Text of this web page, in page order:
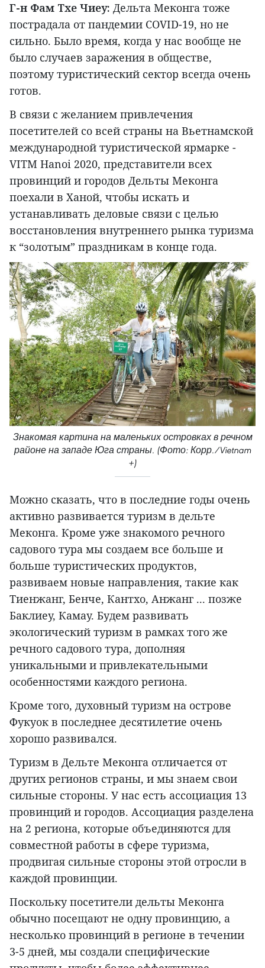
Г-н Фам Тхе Чиеу: Дельта Меконга тоже
пострадала от пандемии COVID-19, но не
сильно. Было время, когда у нас вообще не
было случаев заражения в обществе,
поэтому туристический сектор всегда очень
готов.
В связи с желанием привлечения
посетителей со всей страны на Вьетнамской
международной туристической ярмарке -
VITM Hanoi 2020, представители всех
провинций и городов Дельты Меконга
поехали в Ханой, чтобы искать и
устанавливать деловые связи с целью
восстановления внутреннего рынка туризма
к “золотым” праздникам в конце года.
Знакомая картина на маленьких островках в речном
районе на западе Юга страны. (Фото: Корр./Vietnam
+)
Можно сказать, что в последние годы очень
активно развивается туризм в дельте
Меконга. Кроме уже знакомого речного
садового тура мы создаем все больше и
больше туристических продуктов,
развиваем новые направления, такие как
Тиенжанг, Бенче, Кантхо, Анжанг ... позже
Баклиеу, Камау. Будем развивать
экологический туризм в рамках того же
речного садового тура, дополняя
уникальными и привлекательными
особенностями каждого региона.
Кроме того, духовный туризм на острове
Фукуок в последнее десятилетие очень
хорошо развивался.
Туризм в Дельте Меконга отличается от
других регионов страны, и мы знаем свои
сильные стороны. У нас есть ассоциация 13
провинций и городов. Ассоциация разделена
на 2 региона, которые объединяются для
совместной работы в сфере туризма,
продвигая сильные стороны этой отросли в
каждой провинции.
Поскольку посетители дельты Меконга
обычно посещают не одну провинцию, а
несколько провинций в регионе в течении
3-5 дней, мы создали специфические